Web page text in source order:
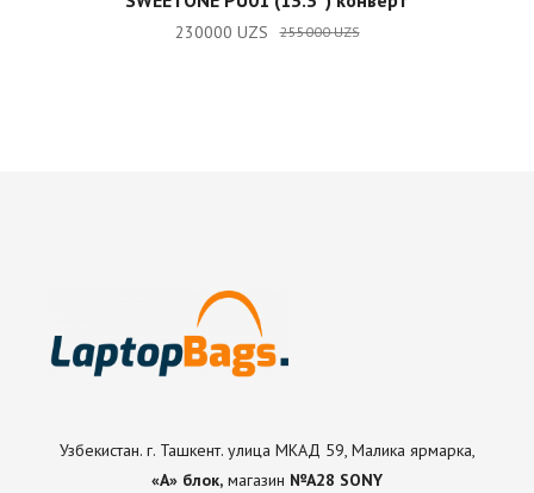
255000UZS
230000 UZS
Узбекистан. г. Ташкент. улица МКАД 59, Малика ярмарка,
«А» блок, магазин №А28 SONY